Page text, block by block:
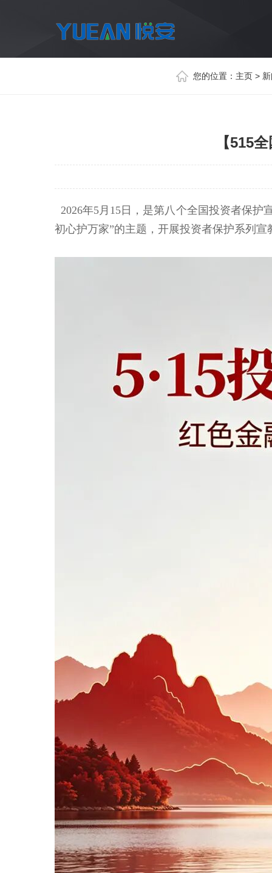
您的位置： 主页 >
【515
2026年5月15日，是第八个全国投资者保
初心护万家”的主题，开展投资者保护系列